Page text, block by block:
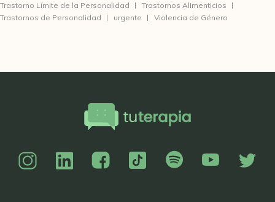
Trastorno Límite de la Personalidad
Trastornos Alimenticios
Trastornos de Personalidad
urgente Violencia de Género